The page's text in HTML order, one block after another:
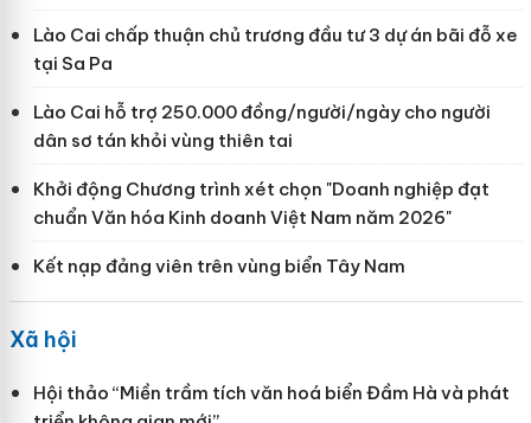
Lào Cai chấp thuận chủ trương đầu tư 3 dự án bãi đỗ xe
tại Sa Pa
Lào Cai hỗ trợ 250.000 đồng/người/ngày cho người
dân sơ tán khỏi vùng thiên tai
Khởi động Chương trình xét chọn "Doanh nghiệp đạt
chuẩn Văn hóa Kinh doanh Việt Nam năm 2026"
Kết nạp đảng viên trên vùng biển Tây Nam
Xã hội
Hội thảo “Miền trầm tích văn hoá biển Đầm Hà và phát